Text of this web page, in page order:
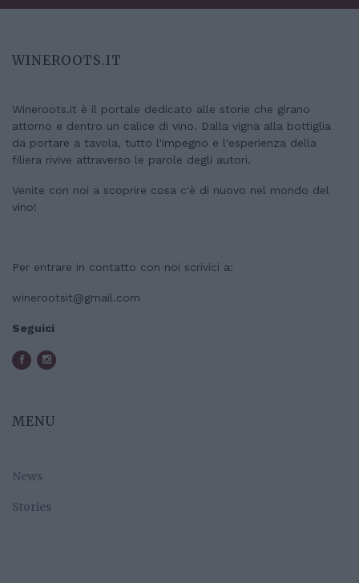
WINEROOTS.IT
Wineroots.it è il portale dedicato alle storie che girano
attorno e dentro un calice di vino. Dalla vigna alla bottiglia
da portare a tavola, tutto l'impegno e l'esperienza della
filiera rivive attraverso le parole degli autori.
Venite con noi a scoprire cosa c'è di nuovo nel mondo del
vino!
Per entrare in contatto con noi scrivici a:
winerootsit@gmail.com
Seguici
MENU
News
Stories